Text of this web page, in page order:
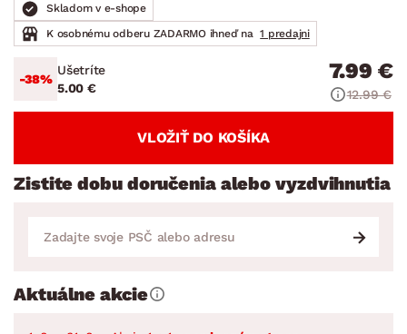
Skladom v e-shope
K osobnému odberu ZADARMO ihneď na 1 predajni
-38%
Ušetríte
5.00 €
7.99 €
12.99 €
VLOŽIŤ DO KOŠÍKA
Zistite dobu doručenia alebo vyzdvihnutia
Aktuálne akcie